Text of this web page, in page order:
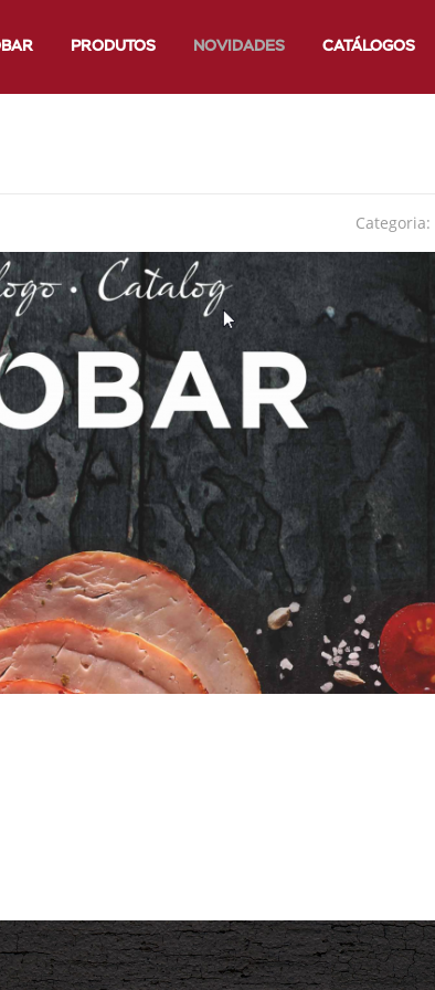
PRODUTOS NOVIDADES CATÁLOGOS
Categoria: